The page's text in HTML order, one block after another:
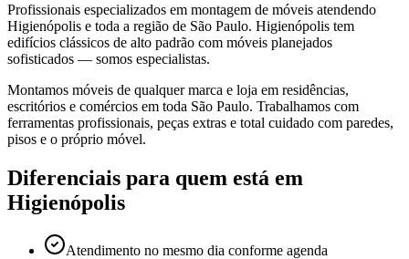
Profissionais especializados em montagem de móveis atendendo
Higienópolis e toda a região de São Paulo. Higienópolis tem
edifícios clássicos de alto padrão com móveis planejados
sofisticados — somos especialistas.
Montamos móveis de qualquer marca e loja em residências,
escritórios e comércios em toda São Paulo. Trabalhamos com
ferramentas profissionais, peças extras e total cuidado com paredes,
pisos e o próprio móvel.
Diferenciais para quem está em
Higienópolis
Atendimento no mesmo dia conforme agenda